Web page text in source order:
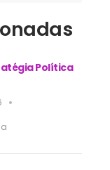
Política